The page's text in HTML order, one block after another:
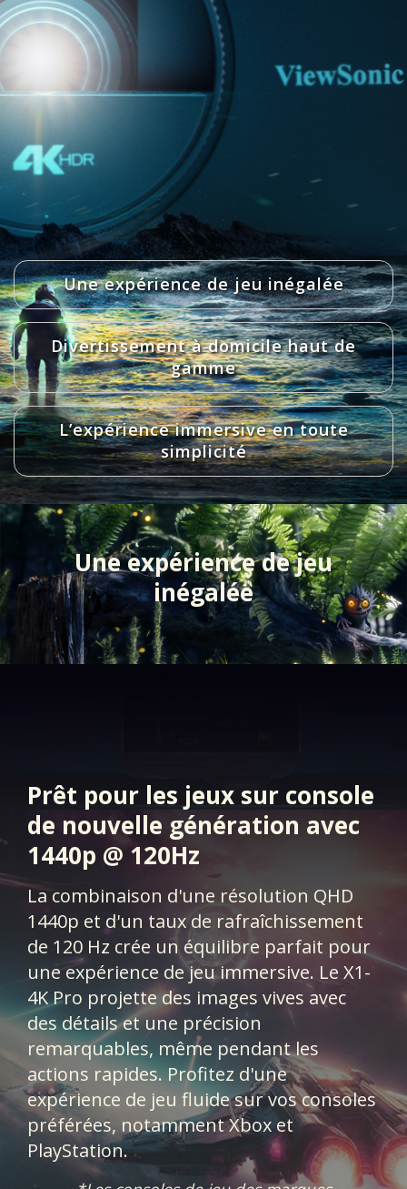
Une expérience de jeu inégalée
Divertissement à domicile haut de
gamme​
L’expérience immersive en toute
simplicité​
Une expérience de jeu
inégalée
Prêt pour les jeux sur console
de nouvelle génération avec
1440p @ 120Hz
La combinaison d'une résolution QHD
1440p et d'un taux de rafraîchissement
de 120 Hz crée un équilibre parfait pour
une expérience de jeu immersive. Le X1-
4K Pro projette des images vives avec
des détails et une précision
remarquables, même pendant les
actions rapides. Profitez d'une
expérience de jeu fluide sur vos consoles
préférées, notamment Xbox et
PlayStation.​​​